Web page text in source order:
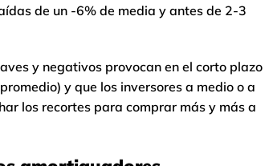
de un -6% de media y antes de 2-3
y negativos provocan en el corto plazo
y que los inversores a medio o a
los recortes para comprar más y más a